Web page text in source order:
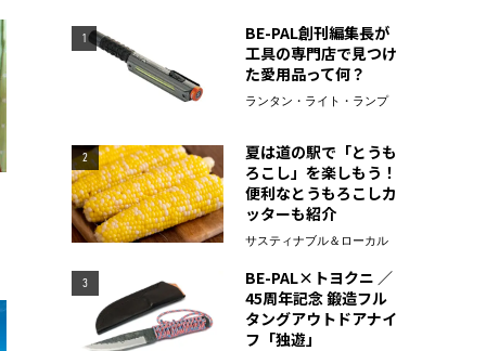
1
BE-PAL創刊編集長が
工具の専門店で見つけ
た愛用品って何？
ランタン・ライト・ランプ
2
夏は道の駅で「とうも
ろこし」を楽しもう！
便利なとうもろこしカ
ッターも紹介
サスティナブル＆ローカル
3
BE-PAL×トヨクニ ／
45周年記念 鍛造フル
タングアウトドアナイ
フ「独遊」